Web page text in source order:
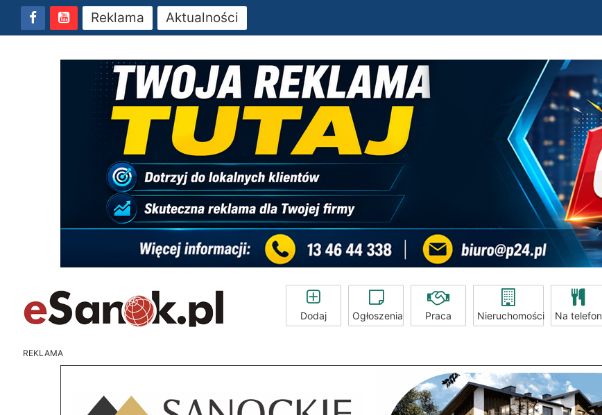
Reklama Aktualności
Dodaj Ogłoszenia Praca Nieruchomości Na telefon
REKLAMA